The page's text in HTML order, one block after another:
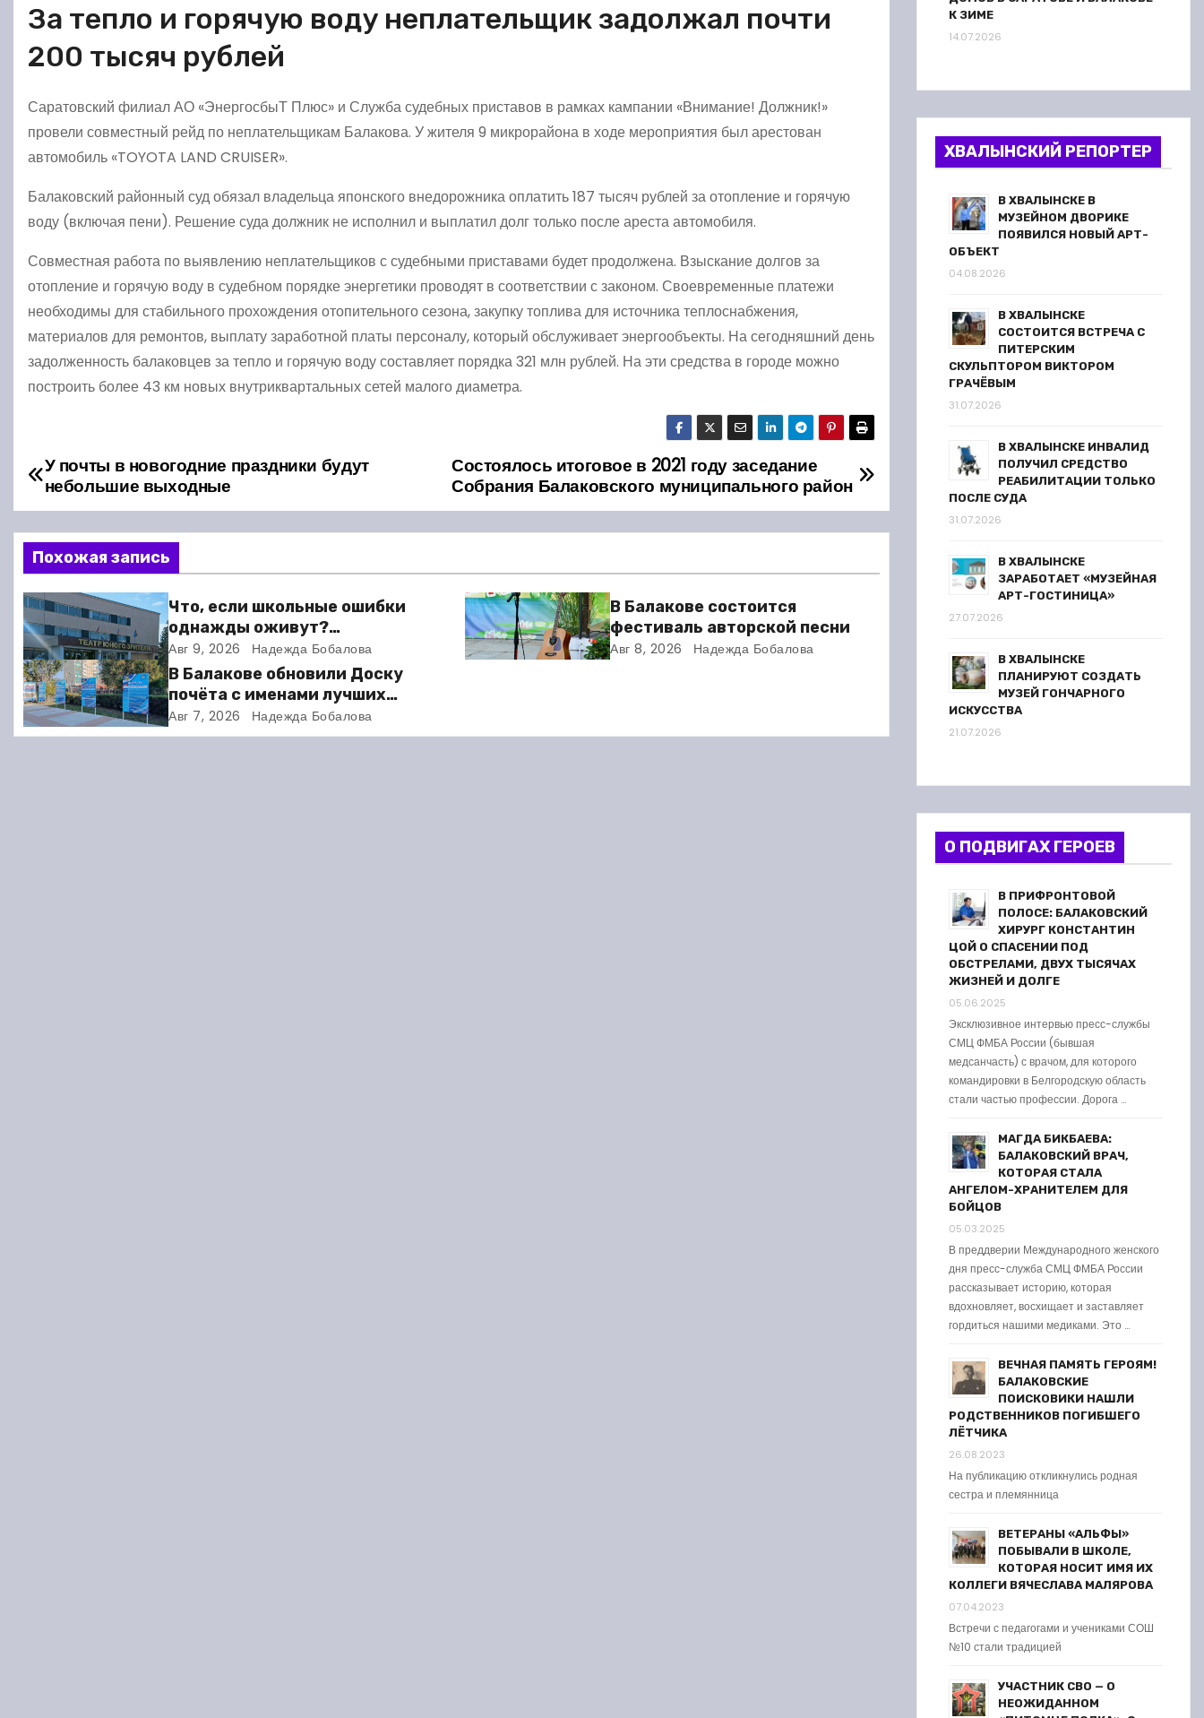
За тепло и горячую воду неплательщик задолжал почти
200 тысяч рублей
Саратовский филиал АО «ЭнергосбыТ Плюс» и Служба судебных приставов в рамках кампании «Внимание! Должник!»
провели совместный рейд по неплательщикам Балакова. У жителя 9 микрорайона в ходе мероприятия был арестован
автомобиль «TOYOTA LAND CRUISER».
Балаковский районный суд обязал владельца японского внедорожника оплатить 187 тысяч рублей за отопление и горячую
воду (включая пени). Решение суда должник не исполнил и выплатил долг только после ареста автомобиля.
Совместная работа по выявлению неплательщиков с судебными приставами будет продолжена. Взыскание долгов за
отопление и горячую воду в судебном порядке энергетики проводят в соответствии с законом. Своевременные платежи
необходимы для стабильного прохождения отопительного сезона, закупку топлива для источника теплоснабжения,
материалов для ремонтов, выплату заработной платы персоналу, который обслуживает энергообъекты. На сегодняшний день
задолженность балаковцев за тепло и горячую воду составляет порядка 321 млн рублей. На эти средства в городе можно
построить более 43 км новых внутриквартальных сетей малого диаметра.
Н
а
в
и
г
а
ц
и
Состоялось итоговое в 2021 году заседание
Собрания Балаковского муниципального район
У почты в новогодние праздники будут
небольшие выходные
Похожая запись
Что, если школьные ошибки
однажды оживут?
Балаковский ТЮЗ готовит
премьеру
Авг 9, 2026 Надежда Бобалова
В Балакове состоится
фестиваль авторской песни
Авг 8, 2026 Надежда Бобалова
В Балакове обновили Доску
почёта с именами лучших
спортсменов. Фото
Авг 7, 2026 Надежда Бобалова
К ЗИМЕ
14.07.2026
ХВАЛЫНСКИЙ РЕПОРТЕР
В ХВАЛЫНСКЕ В
МУЗЕЙНОМ ДВОРИКЕ
ПОЯВИЛСЯ НОВЫЙ АРТ-
ОБЪЕКТ
04.08.2026
В ХВАЛЫНСКЕ
СОСТОИТСЯ ВСТРЕЧА С
ПИТЕРСКИМ
СКУЛЬПТОРОМ ВИКТОРОМ
ГРАЧЁВЫМ
31.07.2026
В ХВАЛЫНСКЕ ИНВАЛИД
ПОЛУЧИЛ СРЕДСТВО
РЕАБИЛИТАЦИИ ТОЛЬКО
ПОСЛЕ СУДА
31.07.2026
В ХВАЛЫНСКЕ
ЗАРАБОТАЕТ «МУЗЕЙНАЯ
АРТ-ГОСТИНИЦА»
27.07.2026
В ХВАЛЫНСКЕ
ПЛАНИРУЮТ СОЗДАТЬ
МУЗЕЙ ГОНЧАРНОГО
ИСКУССТВА
21.07.2026
О ПОДВИГАХ ГЕРОЕВ
В ПРИФРОНТОВОЙ
ПОЛОСЕ: БАЛАКОВСКИЙ
ХИРУРГ КОНСТАНТИН
ЦОЙ О СПАСЕНИИ ПОД
ОБСТРЕЛАМИ, ДВУХ ТЫСЯЧАХ
ЖИЗНЕЙ И ДОЛГЕ
05.06.2025
Эксклюзивное интервью пресс-службы
СМЦ ФМБА России (бывшая
медсанчасть) с врачом, для которого
командировки в Белгородскую область
стали частью профессии. Дорога …
МАГДА БИКБАЕВА:
БАЛАКОВСКИЙ ВРАЧ,
КОТОРАЯ СТАЛА
АНГЕЛОМ-ХРАНИТЕЛЕМ ДЛЯ
БОЙЦОВ
05.03.2025
В преддверии Международного женского
дня пресс-служба СМЦ ФМБА России
рассказывает историю, которая
вдохновляет, восхищает и заставляет
гордиться нашими медиками. Это …
ВЕЧНАЯ ПАМЯТЬ ГЕРОЯМ!
БАЛАКОВСКИЕ
ПОИСКОВИКИ НАШЛИ
РОДСТВЕННИКОВ ПОГИБШЕГО
ЛЁТЧИКА
26.08.2023
На публикацию откликнулись родная
сестра и племянница
ВЕТЕРАНЫ «АЛЬФЫ»
ПОБЫВАЛИ В ШКОЛЕ,
КОТОРАЯ НОСИТ ИМЯ ИХ
КОЛЛЕГИ ВЯЧЕСЛАВА МАЛЯРОВА
07.04.2023
Встречи с педагогами и учениками СОШ
№10 стали традицией
УЧАСТНИК СВО — О
НЕОЖИДАННОМ